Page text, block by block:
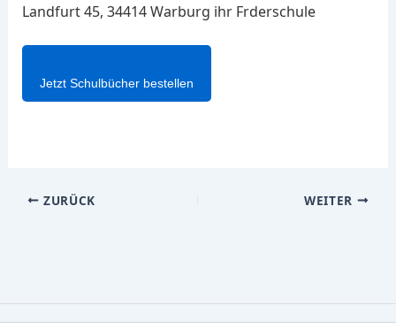
Landfurt 45, 34414 Warburg ihr Frderschule
Jetzt Schulbücher bestellen
ZURÜCK WEITER